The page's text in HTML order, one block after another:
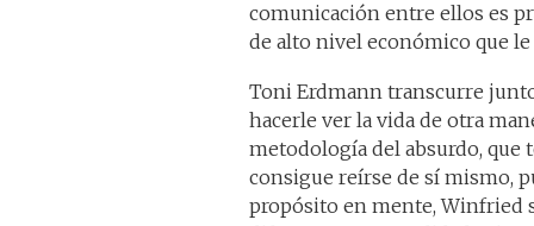
comunicación entre ellos es
de alto nivel económico que
Toni Erdmann transcurre
hacerle ver la vida de otra
metodología del absurdo,
consigue reírse de sí mismo,
propósito en mente, Winfried